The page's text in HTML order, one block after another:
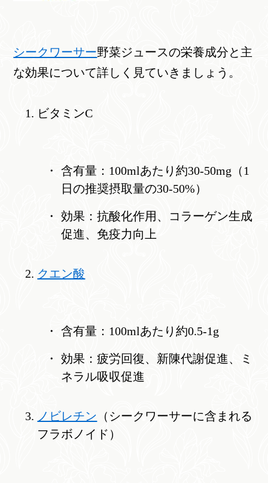
シークワーサー野菜ジュースの栄養成分と主
な効果について詳しく見ていきましょう。
ビタミンC
含有量：100mlあたり約30-50mg（1
日の推奨摂取量の30-50%）
効果：抗酸化作用、コラーゲン生成
促進、免疫力向上
クエン酸
含有量：100mlあたり約0.5-1g
効果：疲労回復、新陳代謝促進、ミ
ネラル吸収促進
ノビレチン （シークワーサーに含まれる
フラボノイド）